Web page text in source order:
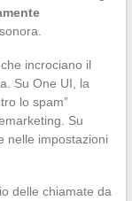
incrociano il
Su One UI, la
lo spam”
Su
nelle impostazioni
delle chiamate da